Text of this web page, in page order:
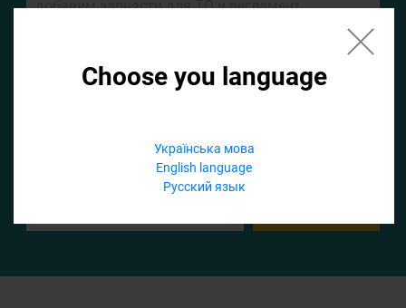
Choose you language
Українська мова
English language
Русский язык